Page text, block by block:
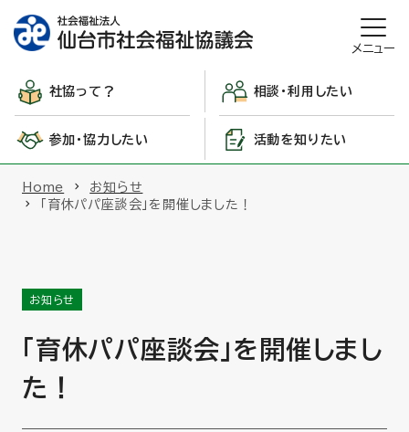
メニュー
社協って？ 相談・利用したい
参加・協力したい 活動を知りたい
Home
お知らせ
「育休パパ座談会」を開催しました！
お知らせ
「育休パパ座談会」を開催しまし
た！